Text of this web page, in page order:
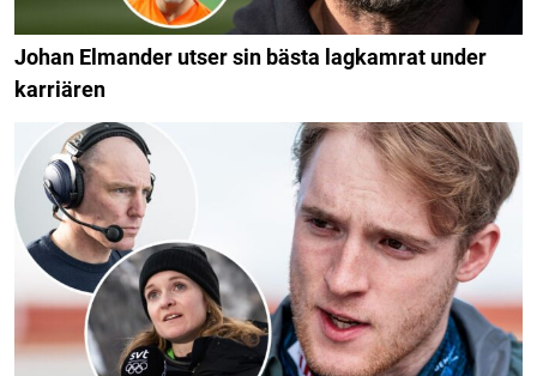
Johan Elmander utser sin bästa lagkamrat under
karriären